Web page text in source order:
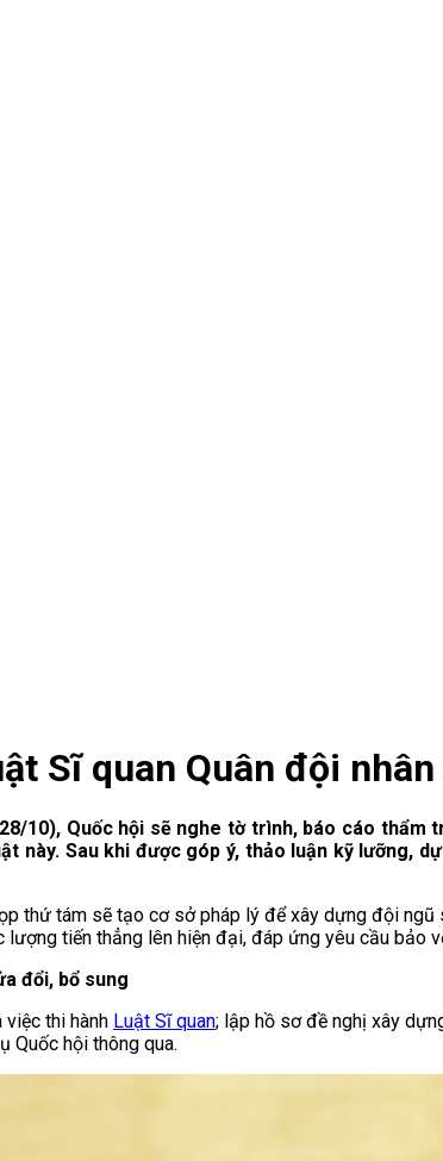
Sĩ quan Quân đội
10), Quốc hội sẽ nghe tờ trình, báo cáo thẩm
này. Sau khi được góp ý, thảo luận kỹ lưỡng,
thứ tám sẽ tạo cơ sở pháp lý để xây dựng đội
tiến thẳng lên hiện đại, đáp ứng yêu cầu bảo
đổi, bổ sung
việc thi hành Luật Sĩ quan; lập hồ sơ đề nghị xây
Quốc hội thông qua.